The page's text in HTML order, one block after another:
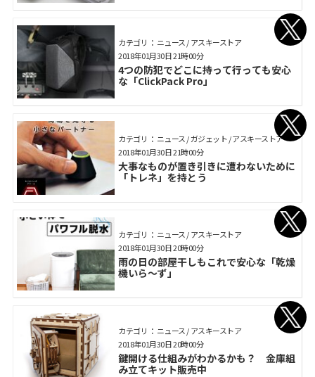
カテゴリ： ニュース / アスキーストア
4つの防犯でどこに持って行っても安心
な「ClickPack Pro」
2018年01月30日 21時00分
カテゴリ： ニュース / ガジェット / アスキーストア
大事なものが置き引きに遭わないために
「トレネ」を持とう
2018年01月30日 21時00分
カテゴリ： ニュース / アスキーストア
雨の日の部屋干しもこれで安心な「乾燥
機いら～ず」
2018年01月30日 20時00分
カテゴリ： ニュース / アスキーストア
鍵開ける仕組みがわかるかも？ 金庫組
み立てキット販売中
2018年01月30日 20時00分